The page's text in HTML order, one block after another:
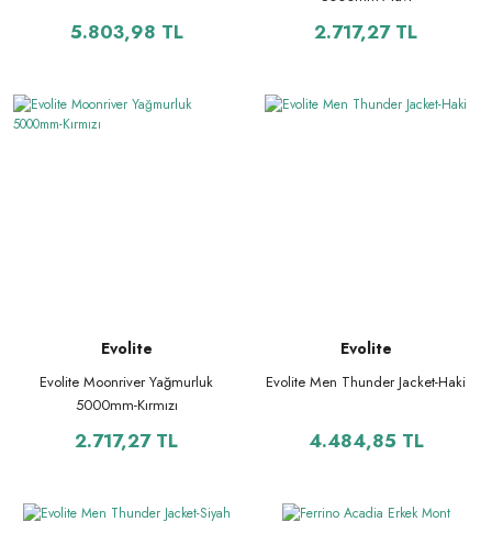
5.803,98 TL 2.717,27 TL
Evolite
Evolite Moonriver Yağmurluk
5000mm-Kırmızı
2.717,27 TL
Evolite
Evolite Men Thunder Jacket-Haki
4.484,85 TL